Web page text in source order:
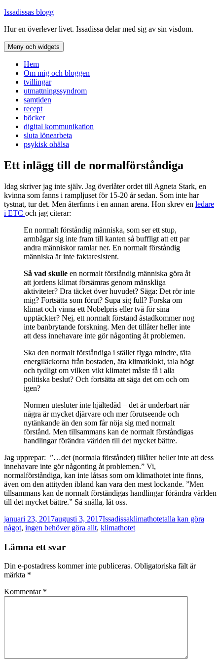
Hoppa
innehåll
Issadissas blogg
Hur en överlever livet. Issadissa delar med sig av sin visdom.
Meny och widgets
Hem
Om mig och bloggen
tvillingar
utmattningssyndrom
samtiden
recept
böcker
digital kommunikation
sluta lönearbeta
psykisk ohälsa
Ett inlägg till de normalförståndiga
Idag skriver jag inte själv. Jag överlåter ordet till Agneta Stark, en
kvinna som fanns i rampljuset för 15-20 år sedan. Som inte har
tystnat, tur det. Men återfinns i en annan arena. Hon skrev en ledare
i ETC och jag citerar:
En normalt förståndig människa, som ser ett stup,
armbågar sig inte fram till kanten så buffligt att ett par
andra människor ramlar ner. En normalt förståndig
människa är inte faktaresistent.
Så vad skulle en normalt förståndig människa göra åt
att jordens klimat försämras genom mänskliga
aktiviteter? Dra täcket över huvudet? Säga: Det rör inte
mig? Fortsätta som förut? Supa sig full? Forska om
klimat och vinna ett Nobelpris eller två för sina
upptäckter? Nej, ett normalt förstånd åstadkommer nog
inte banbrytande forskning. Men det tillåter heller inte
att dess innehavare inte gör någonting åt problemen.
Ska den normalt förståndiga i stället flyga mindre, täta
energiläckorna från bostaden, äta klimatklokt, tala högt
och tydligt om vilken vikt klimatet måste få i alla
politiska beslut? Och fortsätta att säga det om och om
igen?
Normen utesluter inte hjältedåd – det är underbart när
några är mycket djärvare och mer förutseende och
nytänkande än den som får nöja sig med normalt
förstånd. Men tillsammans kan de normalt förståndigas
handlingar förändra världen till det mycket bättre.
Jag upprepar: ”…det (normala förståndet) tillåter heller inte att dess
innehavare inte gör någonting åt problemen.” Vi,
normalförståndiga, kan inte låtsas som om klimathotet inte finns,
även om den attityden ibland kan vara den mest lockande. ”Men
tillsammans kan de normalt förståndigas handlingar förändra världen
till det mycket bättre.” Så snälla, låt oss.
Postat
januari 23, 2017augusti 3, 2017Författare
IssadissaKategorier
klimathotetTaggar
alla kan göra
något, ingen behöver göra allt, klimathotet
Lämna ett svar
Din e-postadress kommer inte publiceras. Obligatoriska fält är
märkta *
Kommentar *